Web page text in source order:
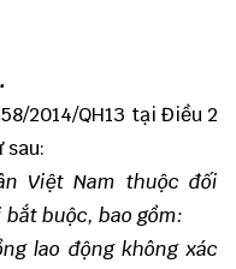
2014/QH13 tại Điều 2
sau:
Việt Nam thuộc đối
buộc, bao gồm:
lao động không xác